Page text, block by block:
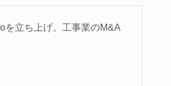
を立ち上げ。工事業のM&A